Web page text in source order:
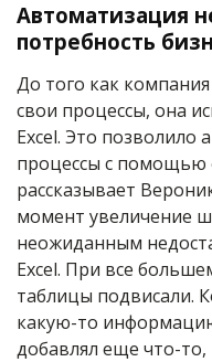
Автоматизация
потребность
До того как
свои процессы, она
Excel. Это позволило
процессы с помощью
рассказывает
момент увеличение
неожиданным
Excel. При все
таблицы подвисали.
какую-то
добавлял еще что-то,